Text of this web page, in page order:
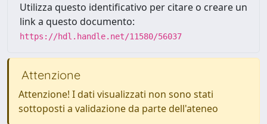
Utilizza questo identificativo per citare o creare un
link a questo documento:
https://hdl.handle.net/11580/56037
Attenzione
Attenzione! I dati visualizzati non sono stati
sottoposti a validazione da parte dell'ateneo